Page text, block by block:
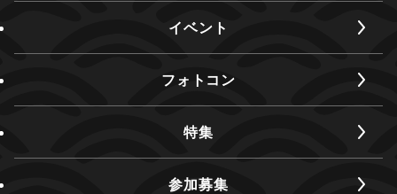
イベント
フォトコン
特集
参加募集